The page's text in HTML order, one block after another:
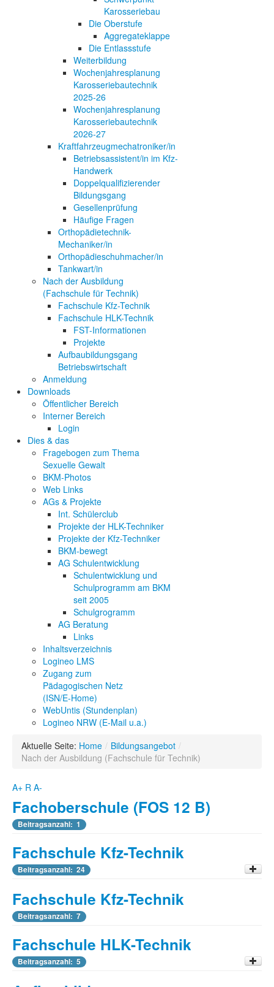
Karosseriebau
Die Oberstufe
Aggregateklappe
Die Entlassstufe
Weiterbildung
Wochenjahresplanung
Karosseriebautechnik
2025-26
Wochenjahresplanung
Karosseriebautechnik
2026-27
Kraftfahrzeugmechatroniker/in
Betriebsassistent/in im Kfz-
Handwerk
Doppelqualifizierender
Bildungsgang
Gesellenprüfung
Häufige Fragen
Orthopädietechnik-
Mechaniker/in
Orthopädieschuhmacher/in
Tankwart/in
Nach der Ausbildung
(Fachschule für Technik)
Fachschule Kfz-Technik
Fachschule HLK-Technik
FST-Informationen
Projekte
Aufbaubildungsgang
Betriebswirtschaft
Anmeldung
Downloads
Öffentlicher Bereich
Interner Bereich
Login
Dies & das
Fragebogen zum Thema
Sexuelle Gewalt
BKM-Photos
Web Links
AGs & Projekte
Int. Schülerclub
Projekte der HLK-Techniker
Projekte der Kfz-Techniker
BKM-bewegt
AG Schulentwicklung
Schulentwicklung und
Schulprogramm am BKM
seit 2005
Schulgrogramm
AG Beratung
Links
Inhaltsverzeichnis
Logineo LMS
Zugang zum
Pädagogischen Netz
(ISN/E-Home)
WebUntis (Stundenplan)
Logineo NRW (E-Mail u.a.)
Aktuelle Seite: Home / Bildungsangebot /
Nach der Ausbildung (Fachschule für Technik)
A+ R A-
Fachoberschule (FOS 12 B)
Beitragsanzahl: 1
Fachschule Kfz-Technik
Beitragsanzahl: 24
Projektseiten der Kfz-Techniker
Beitragsanzahl: 5
Fachschule Kfz-Technik
Beitragsanzahl: 7
Fachschule HLK-Technik
Beitragsanzahl: 5